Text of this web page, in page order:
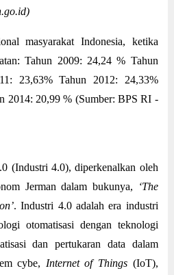
masyarakat Indonesia, ketika
Tahun 2009: 24,24 % Tahun
23,63% Tahun 2012: 24,33%
2014: 20,99 % (Sumber: BPS RI -
(Industri 4.0), diperkenalkan oleh
Jerman dalam bukunya,
‘The
. Industri 4.0 adalah era industri
otomatisasi dengan teknologi
dan pertukaran data dalam
cybe, Internet of Things(IoT),